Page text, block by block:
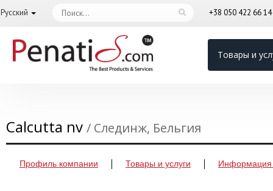
Русский +38 050 422 66 14
Товары и
Calcutta nv / Слединж, Бельгия
Профиль компании Товары и услуги Информация